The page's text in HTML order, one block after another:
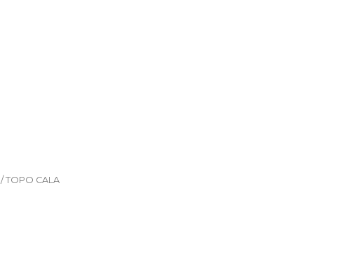
/ TOPO CALA